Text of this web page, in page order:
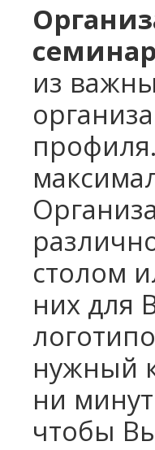
из
профиля.
столом
них для
нужный
ни
чтобы